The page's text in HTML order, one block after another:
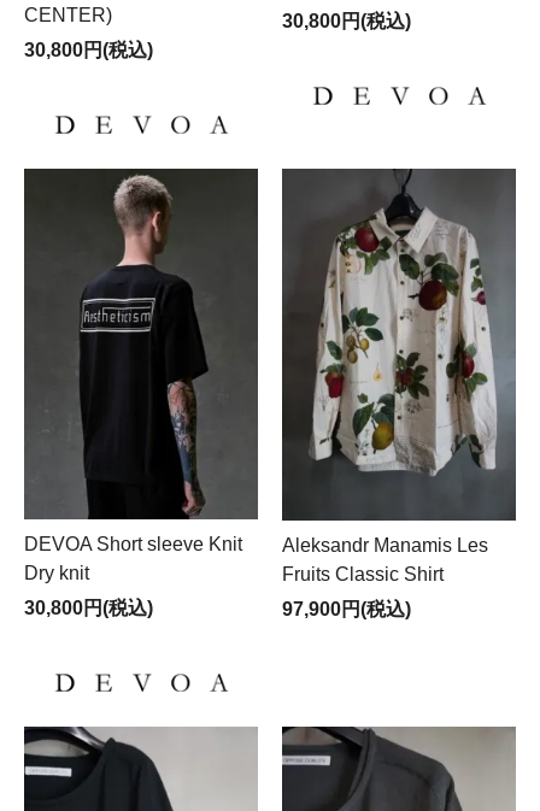
CENTER)
30,800円(税込)
30,800円(税込)
DEVOA Short sleeve Knit
Dry knit
30,800円(税込)
Aleksandr Manamis Les
Fruits Classic Shirt
97,900円(税込)